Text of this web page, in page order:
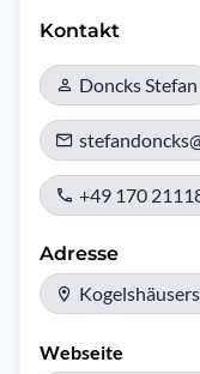
Kontakt
Doncks Stefan
+49 170
Adresse
Webseite